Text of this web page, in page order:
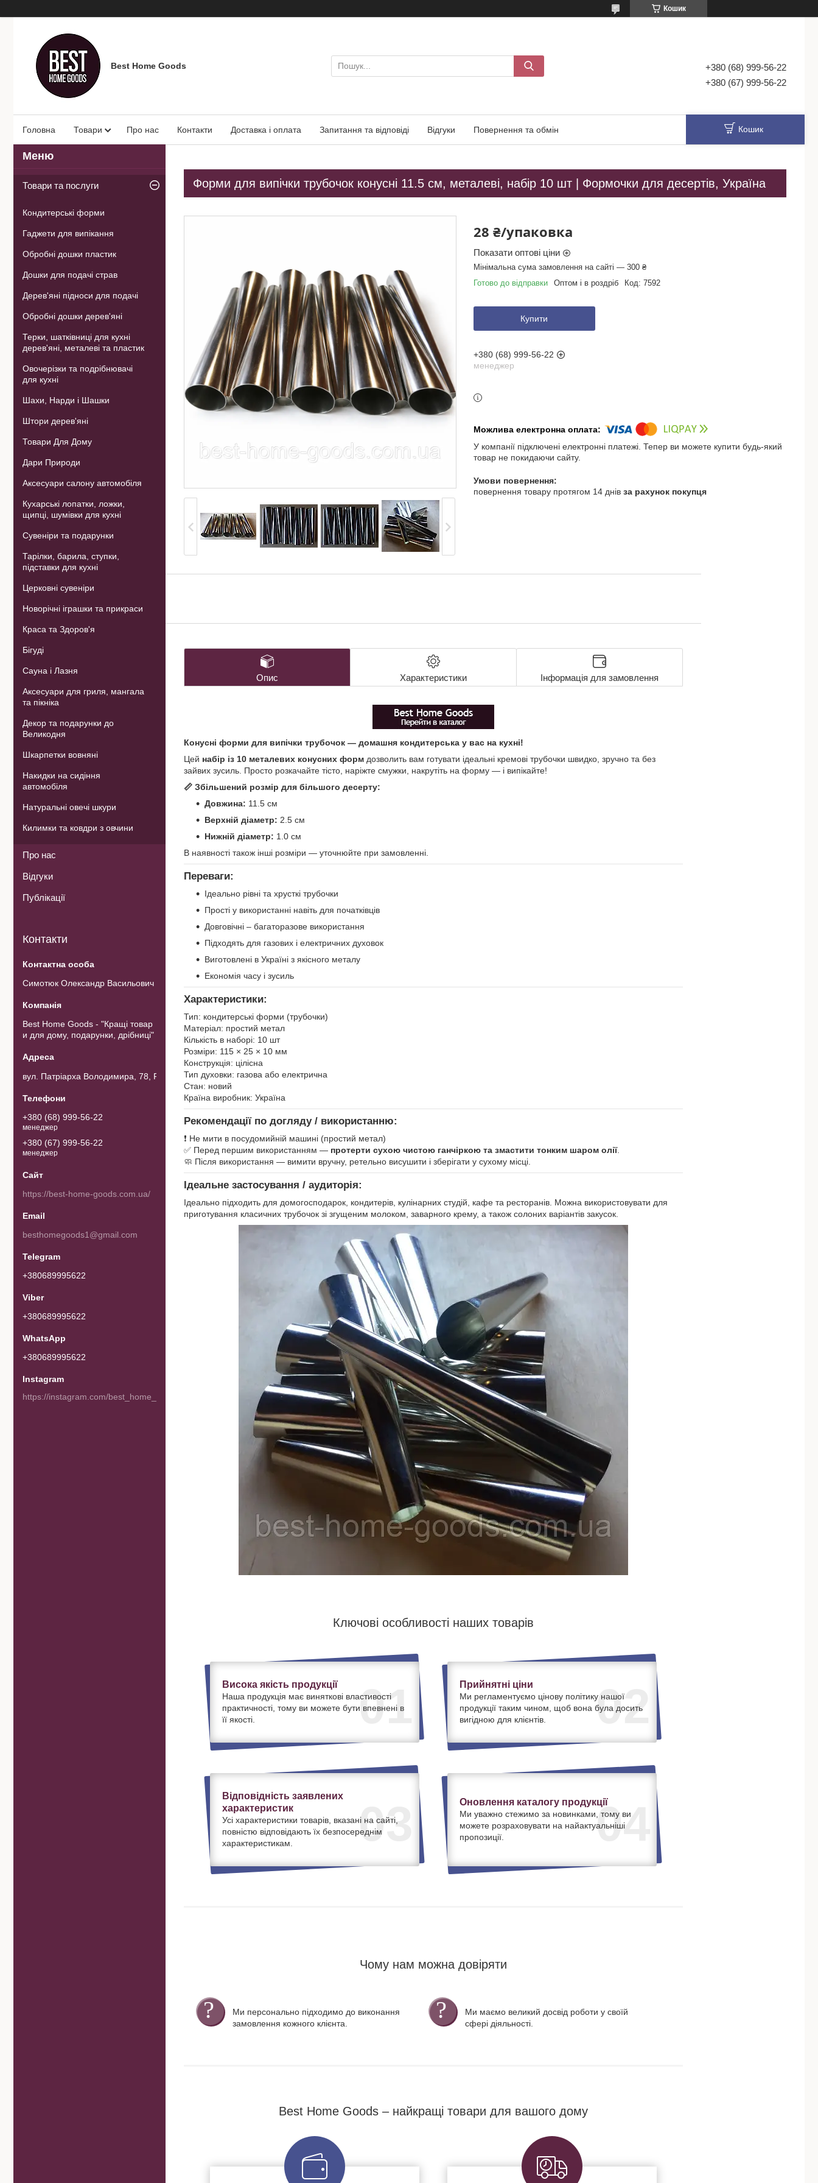
Кошик
Best Home Goods
+380 (68) 999-56-22
+380 (67) 999-56-22
Головна Товари Про нас Контакти Доставка і оплата Запитання та відповіді Відгуки Повернення та обмін Кошик
Форми для випічки трубочок конусні 11.5 см, металеві, набір 10 шт | Формочки для десертів, Україна
28 ₴/упаковка
Показати оптові ціни
Мінімальна сума замовлення на сайті — 300 ₴
Готово до відправки
Оптом і в роздріб Код: 7592
Купити
+380 (68) 999-56-22
менеджер
У компанії підключені електронні платежі. Тепер ви можете купити будь-який
товар не покидаючи сайту.
повернення товару протягом 14 днів за рахунок покупця
Опис Характеристики Інформація для замовлення
Конусні форми для випічки трубочок — домашня кондитерська у вас на кухні!
Цей набір із 10 металевих конусних форм дозволить вам готувати ідеальні кремові трубочки швидко, зручно та без
зайвих зусиль. Просто розкачайте тісто, наріжте смужки, накрутіть на форму — і випікайте!
📏 Збільшений розмір для більшого десерту:
Довжина: 11.5 см
Верхній діаметр: 2.5 см
Нижній діаметр: 1.0 см
В наявності також інші розміри — уточнюйте при замовленні.
Переваги:
Ідеально рівні та хрусткі трубочки
Прості у використанні навіть для початківців
Довговічні – багаторазове використання
Підходять для газових і електричних духовок
Виготовлені в Україні з якісного металу
Економія часу і зусиль
Характеристики:
Тип: кондитерські форми (трубочки)
Матеріал: простий метал
Кількість в наборі: 10 шт
Розміри: 115 × 25 × 10 мм
Конструкція: цілісна
Тип духовки: газова або електрична
Стан: новий
Країна виробник: Україна
Рекомендації по догляду / використанню:
❗ Не мити в посудомийній машині (простий метал)
✅ Перед першим використанням — протерти сухою чистою ганчіркою та змастити тонким шаром олії.
🧼 Після використання — вимити вручну, ретельно висушити і зберігати у сухому місці.
Ідеальне застосування / аудиторія:
Ідеально підходить для домогосподарок, кондитерів, кулінарних студій, кафе та ресторанів. Можна використовувати для
приготування класичних трубочок зі згущеним молоком, заварного крему, а також солоних варіантів закусок.
Ключові особливості наших товарів
01
Висока якість продукції
Наша продукція має виняткові властивості
практичності, тому ви можете бути впевнені в
її якості.
02
Прийнятні ціни
Ми регламентуємо цінову політику нашої
продукції таким чином, щоб вона була досить
вигідною для клієнтів.
03
Відповідність заявлених
характеристик
Усі характеристики товарів, вказані на сайті,
повністю відповідають їх безпосереднім
характеристикам.
04
Оновлення каталогу продукції
Ми уважно стежимо за новинками, тому ви
можете розраховувати на найактуальніші
пропозиції.
Чому нам можна довіряти
Ми персонально підходимо до виконання
замовлення кожного клієнта.
Ми маємо великий досвід роботи у своїй
сфері діяльності.
Best Home Goods – найкращі товари для вашого дому
Товари та послуги
Кондитерські форми
Гаджети для випікання
Обробні дошки пластик
Дошки для подачі страв
Дерев'яні підноси для подачі
Обробні дошки дерев'яні
Терки, шатківниці для кухні
дерев'яні, металеві та пластик
Овочерізки та подрібнювачі
для кухні
Шахи, Нарди і Шашки
Штори дерев'яні
Товари Для Дому
Дари Природи
Аксесуари салону автомобіля
Кухарські лопатки, ложки,
щипці, шумівки для кухні
Сувеніри та подарунки
Тарілки, барила, ступки,
підставки для кухні
Церковні сувеніри
Новорічні іграшки та прикраси
Краса та Здоров'я
Бігуді
Сауна і Лазня
Аксесуари для гриля, мангала
та пікніка
Декор та подарунки до
Великодня
Шкарпетки вовняні
Накидки на сидіння
автомобіля
Натуральні овечі шкури
Килимки та ковдри з овчини
Про нас
Відгуки
Публікації
Контакти
Симотюк Олександр Васильович
Best Home Goods - "Кращі товар
и для дому, подарунки, дрібниці"
вул. Патріарха Володимира, 78, Рожнов, Україна
+380 (68) 999-56-22
менеджер
+380 (67) 999-56-22
менеджер
https://best-home-goods.com.ua/
besthomegoods1@gmail.com
+380689995622
+380689995622
+380689995622
Instagram
https://instagram.com/best_home_goods